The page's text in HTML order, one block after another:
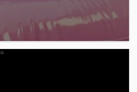
e prenota un test drive.